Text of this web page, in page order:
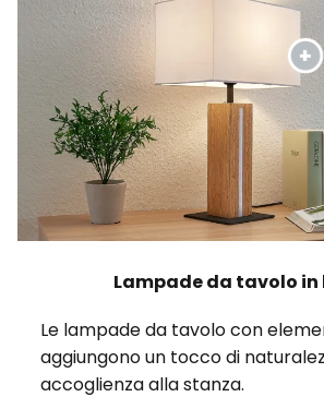
Lampade da tavolo in
Le lampade da tavolo con
aggiungono un tocco di
accoglienza alla stanza.